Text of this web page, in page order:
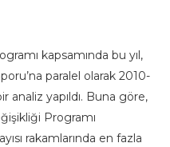
kapsamında bu yıl,
paralel olarak 2010-
analiz yapıldı. Buna göre,
Programı
rakamlarında en fazla